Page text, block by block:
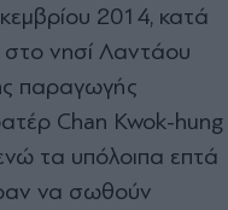
2014, κατά
στο νησί Λαντάου
παραγωγής
Chan Kwok-hung
τα υπόλοιπα επτά
να σωθούν